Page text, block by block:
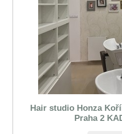
Hair studio Honza
Praha 2